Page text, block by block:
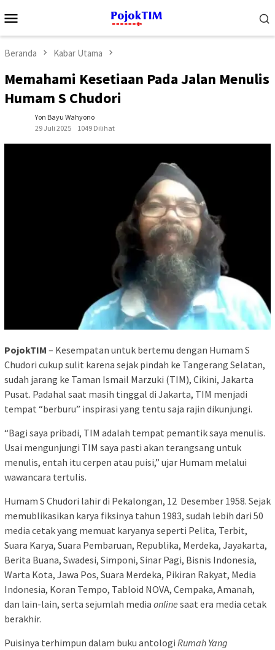
ke
Mobile
Beranda Kabar Utama
Memahami Kesetiaan Pada Jalan Menulis
Humam S Chudori
Yon Bayu Wahyono
29 Juli 2025
1049 Dilihat
PojokTIM – Kesempatan untuk bertemu dengan Humam S
Chudori cukup sulit karena sejak pindah ke Tangerang Selatan,
sudah jarang ke Taman Ismail Marzuki (TIM), Cikini, Jakarta
Pusat. Padahal saat masih tinggal di Jakarta, TIM menjadi
tempat “berburu” inspirasi yang tentu saja rajin dikunjungi.
“Bagi saya pribadi, TIM adalah tempat pemantik saya menulis.
Usai mengunjungi TIM saya pasti akan terangsang untuk
menulis, entah itu cerpen atau puisi,” ujar Humam melalui
wawancara tertulis.
Humam S Chudori lahir di Pekalongan, 12 Desember 1958. Sejak
memublikasikan karya fiksinya tahun 1983, sudah lebih dari 50
media cetak yang memuat karyanya seperti Pelita, Terbit,
Suara Karya, Suara Pembaruan, Republika, Merdeka, Jayakarta,
Berita Buana, Swadesi, Simponi, Sinar Pagi, Bisnis Indonesia,
Warta Kota, Jawa Pos, Suara Merdeka, Pikiran Rakyat, Media
Indonesia, Koran Tempo, Tabloid NOVA, Cempaka, Amanah,
dan lain-lain, serta sejumlah media online saat era media cetak
berakhir.
Puisinya terhimpun dalam buku antologi Rumah Yang